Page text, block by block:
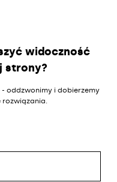
widoczność
strony?
oddzwonimy i dobierzemy
rozwiązania.